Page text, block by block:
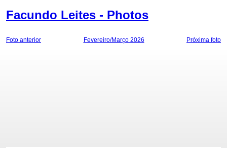
Facundo Leites - Photos
Foto anterior Fevereiro/Março 2026 Próxima foto